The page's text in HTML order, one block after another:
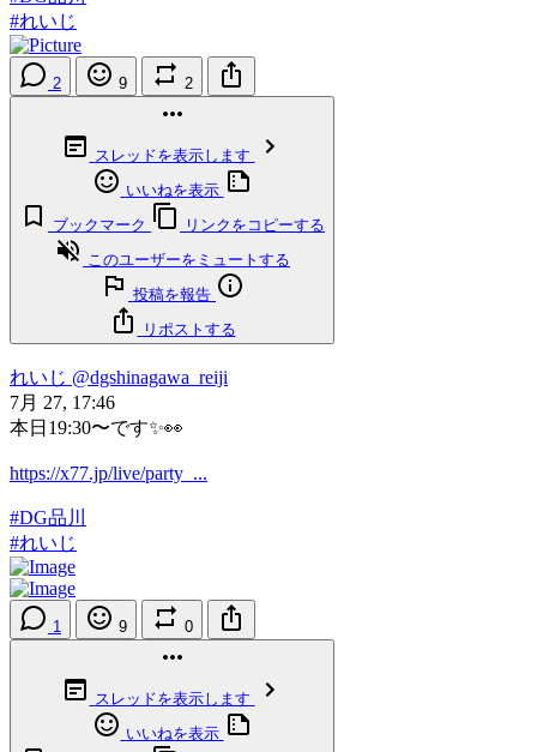
#れいじ
2 9 2
スレッドを表示します
いいねを表示
ブックマーク
リンクをコピーする
このユーザーをミュートする
投稿を報告
リポストする
れいじ @dgshinagawa_reiji
7月 27, 17:46
本日19:30〜です✨👀
https://x77.jp/live/party_...
#DG品川
#れいじ
1 9 0
スレッドを表示します
いいねを表示